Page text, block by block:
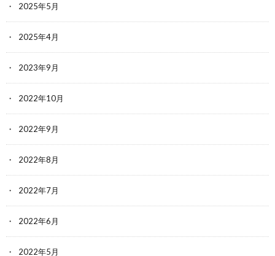
2025年5月
2025年4月
2023年9月
2022年10月
2022年9月
2022年8月
2022年7月
2022年6月
2022年5月